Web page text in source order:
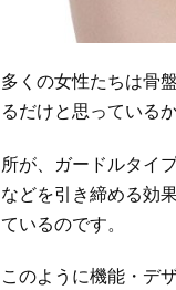
多くの女性たちは骨
るだけと思っている
所が、ガードルタイ
などを引き締める効
ているのです。
このように機能・デ